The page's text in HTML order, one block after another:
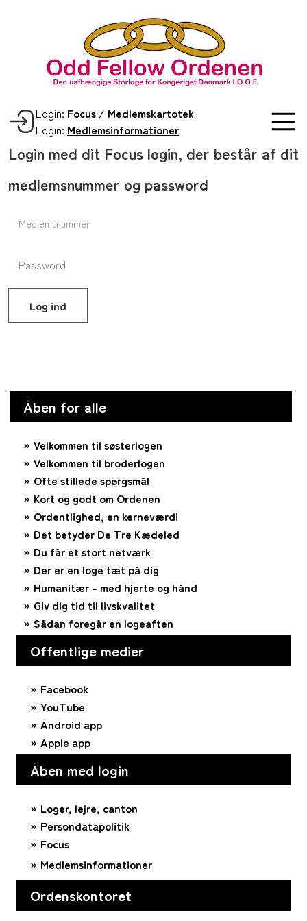
Login: Focus / Medlemskartotek
Login: Medlemsinformationer
Login med dit Focus login, der består af dit
medlemsnummer og password
Log ind
Åben for alle
Velkommen til søsterlogen
Velkommen til broderlogen
Ofte stillede spørgsmål
Kort og godt om Ordenen
Ordentlighed, en kerneværdi
Det betyder De Tre Kædeled
Du får et stort netværk
Der er en loge tæt på dig
Humanitær – med hjerte og hånd
Giv dig tid til livskvalitet
Sådan foregår en logeaften
Offentlige medier
Facebook
YouTube
Android app
Apple app
Åben med login
Loger, lejre, canton
Persondatapolitik
Focus
Medlemsinformationer
Ordenskontoret